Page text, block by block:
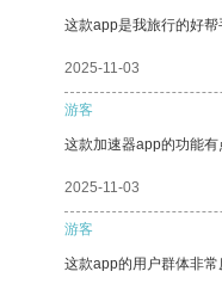
这款app是我旅行的好帮
2025-11-03
游客
这款加速器app的功能有
2025-11-03
游客
这款app的用户群体非常